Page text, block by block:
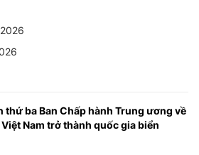
thứ ba Ban Chấp hành Trung ương về
Nam trở thành quốc gia biển